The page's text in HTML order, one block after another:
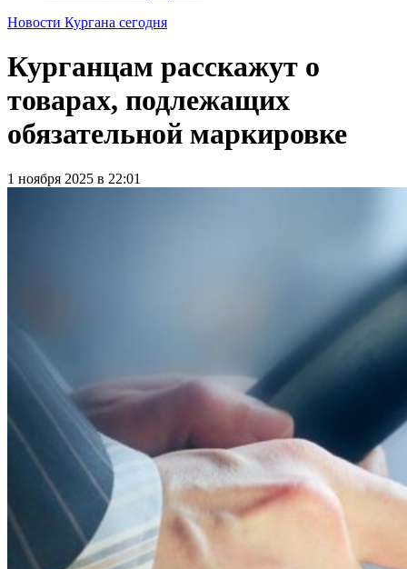
Новости Кургана сегодня
Курганцам расскажут о
товарах, подлежащих
обязательной маркировке
1 ноября 2025 в 22:01